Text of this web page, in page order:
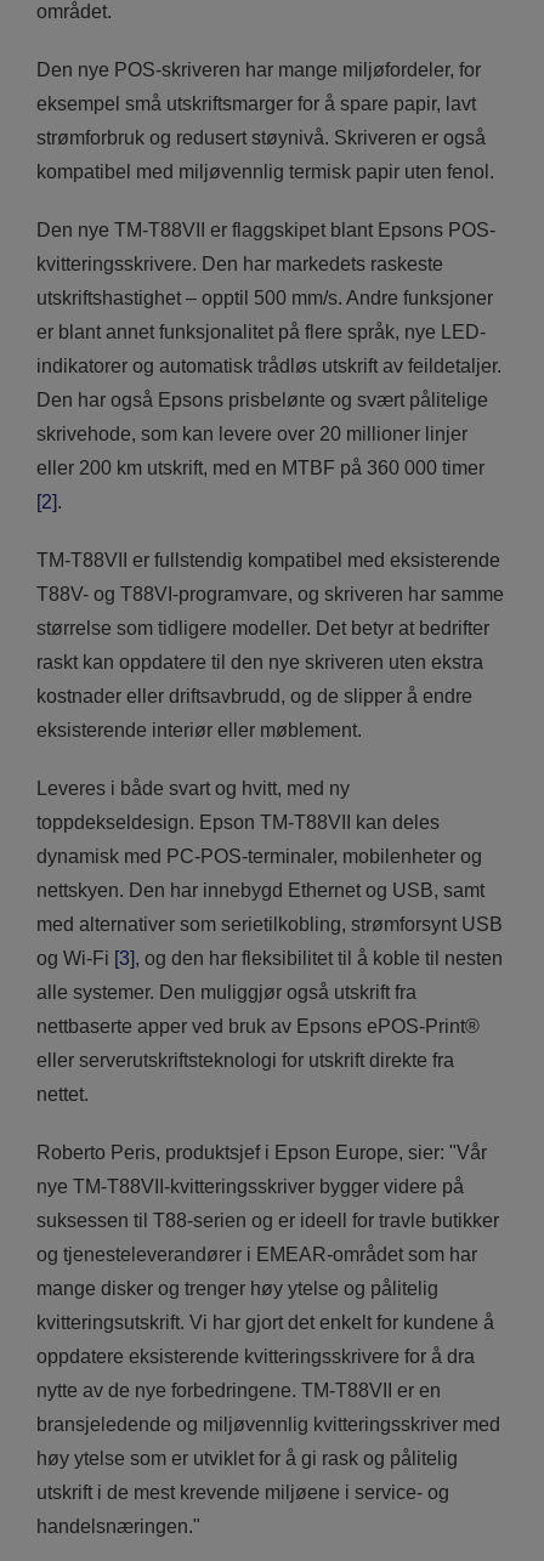
området.
Den nye POS-skriveren har mange miljøfordeler, for
eksempel små utskriftsmarger for å spare papir, lavt
strømforbruk og redusert støynivå. Skriveren er også
kompatibel med miljøvennlig termisk papir uten fenol.
Den nye TM-T88VII er flaggskipet blant Epsons POS-
kvitteringsskrivere. Den har markedets raskeste
utskriftshastighet – opptil 500 mm/s. Andre funksjoner
er blant annet funksjonalitet på flere språk, nye LED-
indikatorer og automatisk trådløs utskrift av feildetaljer.
Den har også Epsons prisbelønte og svært pålitelige
skrivehode, som kan levere over 20 millioner linjer
eller 200 km utskrift, med en MTBF på 360 000 timer
[2] .
TM-T88VII er fullstendig kompatibel med eksisterende
T88V- og T88VI-programvare, og skriveren har samme
størrelse som tidligere modeller. Det betyr at bedrifter
raskt kan oppdatere til den nye skriveren uten ekstra
kostnader eller driftsavbrudd, og de slipper å endre
eksisterende interiør eller møblement.
Leveres i både svart og hvitt, med ny
toppdekseldesign. Epson TM-T88VII kan deles
dynamisk med PC-POS-terminaler, mobilenheter og
nettskyen. Den har innebygd Ethernet og USB, samt
med alternativer som serietilkobling, strømforsynt USB
og Wi-Fi [3] , og den har fleksibilitet til å koble til nesten
alle systemer. Den muliggjør også utskrift fra
nettbaserte apper ved bruk av Epsons ePOS-Print®
eller serverutskriftsteknologi for utskrift direkte fra
nettet.
Roberto Peris, produktsjef i Epson Europe, sier: "Vår
nye TM-T88VII-kvitteringsskriver bygger videre på
suksessen til T88-serien og er ideell for travle butikker
og tjenesteleverandører i EMEAR-området som har
mange disker og trenger høy ytelse og pålitelig
kvitteringsutskrift. Vi har gjort det enkelt for kundene å
oppdatere eksisterende kvitteringsskrivere for å dra
nytte av de nye forbedringene. TM-T88VII er en
bransjeledende og miljøvennlig kvitteringsskriver med
høy ytelse som er utviklet for å gi rask og pålitelig
utskrift i de mest krevende miljøene i service- og
handelsnæringen."